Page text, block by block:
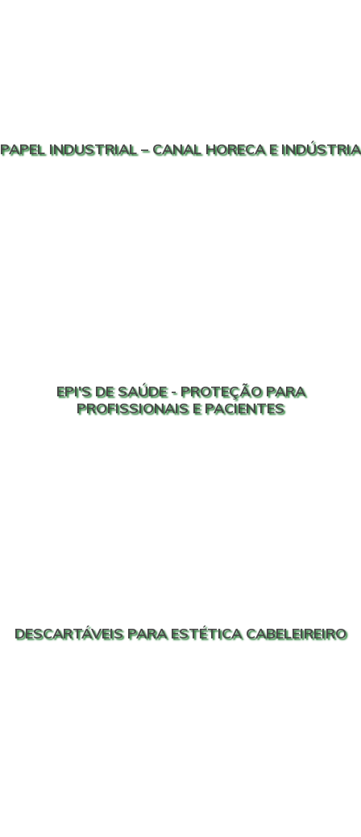
PAPEL INDUSTRIAL – CANAL HORECA E INDÚSTRIA
EPI'S DE SAÚDE - PROTEÇÃO PARA
PROFISSIONAIS E PACIENTES
DESCARTÁVEIS PARA ESTÉTICA CABELEIREIRO